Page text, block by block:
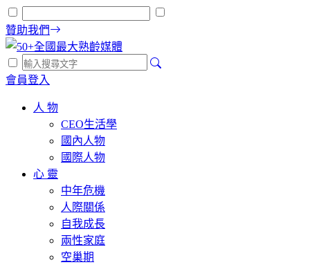
贊助我們
會員登入
人 物
CEO生活學
國內人物
國際人物
心 靈
中年危機
人際關係
自我成長
兩性家庭
空巢期